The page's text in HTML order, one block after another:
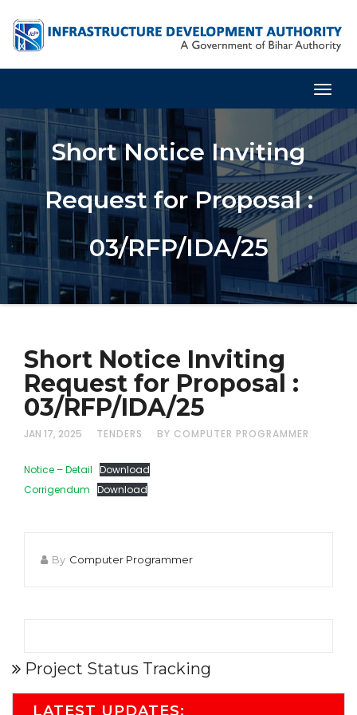
Short Notice Inviting
Request for Proposal :
03/RFP/IDA/25
Short Notice Inviting
Request for Proposal :
03/RFP/IDA/25
JAN 17, 2025 TENDERS BY COMPUTER PROGRAMMER
Notice – Detail Download
Corrigendum Download
By Computer Programmer
Project Status Tracking
LATEST UPDATES: